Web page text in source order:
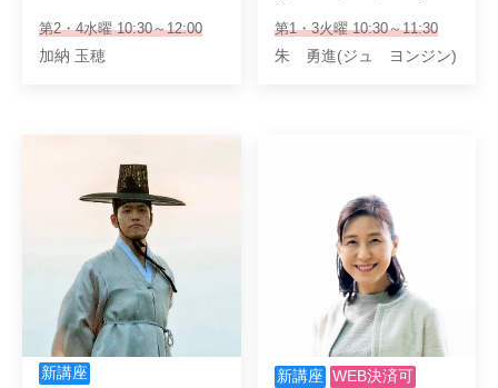
第2・4水曜 10:30～12:00
加納 玉穂
第1・3火曜 10:30～11:30
朱 勇進(ジュ ヨンジン)
新講座 新講座 WEB決済可